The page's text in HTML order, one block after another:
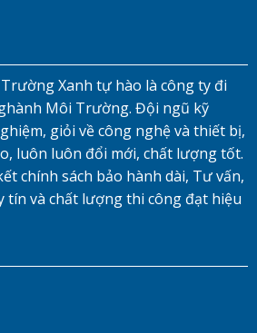
Xanh tự hào là công ty đi
Môi Trường. Đội ngũ kỹ
giỏi về công nghệ và thiết bị,
luôn luôn đổi mới, chất lượng tốt.
chính sách bảo hành dài, Tư vấn,
tín và chất lượng thi công đạt hiệu